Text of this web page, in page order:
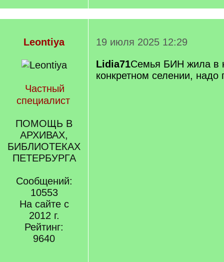
Leontiya
Частный
специалист
ПОМОЩЬ В
АРХИВАХ,
БИБЛИОТЕКАХ
ПЕТЕРБУРГА
Сообщений:
10553
На сайте с
2012 г.
Рейтинг:
9640
19 июля 2025 12:29
Lidia71Семья БИН жила в
конкретном селении, надо